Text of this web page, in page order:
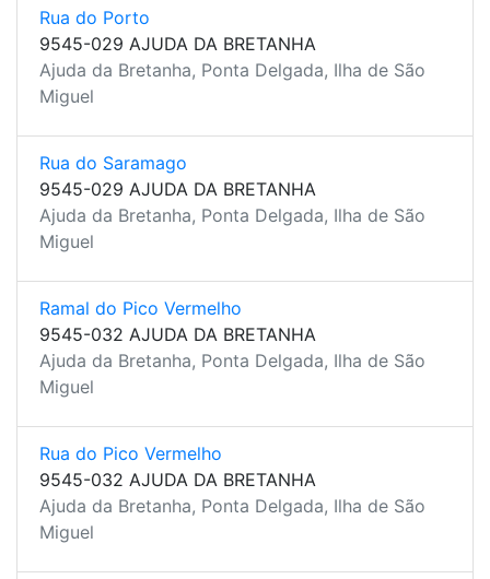
Rua do Porto
9545-029 AJUDA DA BRETANHA
Ajuda da Bretanha, Ponta Delgada, Ilha de São
Miguel
Rua do Saramago
9545-029 AJUDA DA BRETANHA
Ajuda da Bretanha, Ponta Delgada, Ilha de São
Miguel
Ramal do Pico Vermelho
9545-032 AJUDA DA BRETANHA
Ajuda da Bretanha, Ponta Delgada, Ilha de São
Miguel
Rua do Pico Vermelho
9545-032 AJUDA DA BRETANHA
Ajuda da Bretanha, Ponta Delgada, Ilha de São
Miguel